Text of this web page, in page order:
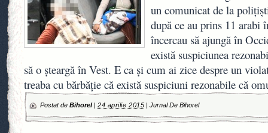
un comunicat de la
după ce au prins 11 arabi
încercau să ajungă în
există suspiciunea
să o şteargă în Vest. E ca şi cum ai zice despre un
treaba cu bărbăţie că există suspiciuni rezonabile că
Postat de Bihorel| 24 aprilie 2015 |Jurnal De Bihorel